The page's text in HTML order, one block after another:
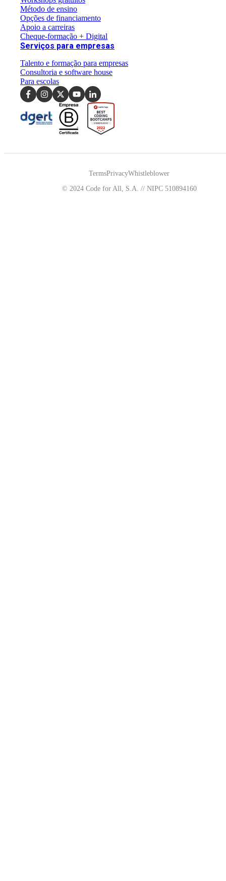
Método de ensino
Opções de financiamento
Apoio a carreiras
Cheque-formação + Digital
Serviços para empresas
Talento e formação para empresas
Consultoria e software house
Para escolas
TermsPrivacyWhistleblower
© 2024 Code for All, S.A. // NIPC 510894160